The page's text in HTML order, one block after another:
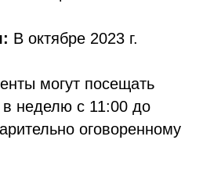
В октябре 2023 г.
могут посещать
неделю с 11:00 до
оговоренному